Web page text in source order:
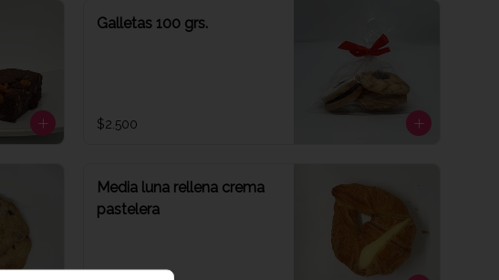
Galletas 100 grs.
$2.500
Media luna rellena crema
pastelera